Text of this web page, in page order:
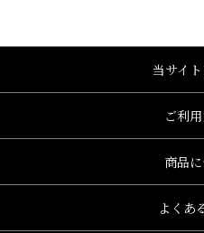
当サイ
ご利
商品
よくあ